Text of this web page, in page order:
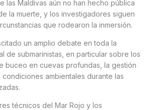
las Maldivas aún no han hecho pública
la muerte, y los investigadores siguen
que rodearon la inmersión.
un amplio debate en toda la
de submarinistas, en particular sobre los
buceo en cuevas profundas, la gestión
ambientales durante las
técnicos del Mar Rojo y los